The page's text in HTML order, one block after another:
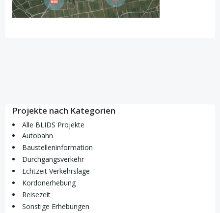
Projekte nach Kategorien
Alle BLIDS Projekte
Autobahn
Baustelleninformation
Durchgangsverkehr
Echtzeit Verkehrslage
Kordonerhebung
Reisezeit
Sonstige Erhebungen